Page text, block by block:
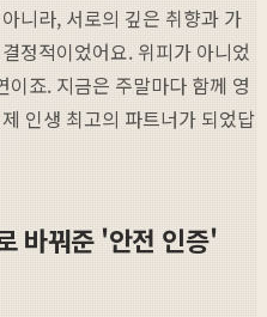
니라, 서로의 깊은 취향과 가
정적이었어요. 위피가 아니었
죠. 지금은 주말마다 함께 영
인생 최고의 파트너가 되었답
바꿔준 '안전 인증'